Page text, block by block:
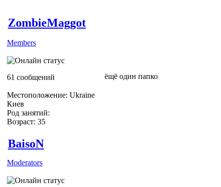
ZombieMaggot
Members
61 сообщений
Местоположение: Ukraine
Киев
Род занятий:
Возраст: 35
ёщё один папко
BaisoN
Moderators